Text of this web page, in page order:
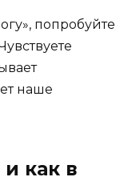
попробуйте
наше
как в